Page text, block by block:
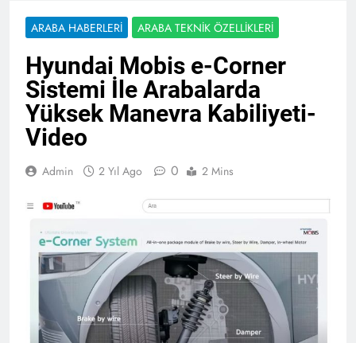
ARABA HABERLERI ARABA TEKNIK ÖZELLIKLERI
Hyundai Mobis e-Corner
Sistemi İle Arabalarda
Yüksek Manevra Kabiliyeti-
Video
Admin 2 Yıl Ago 0 2 Mins